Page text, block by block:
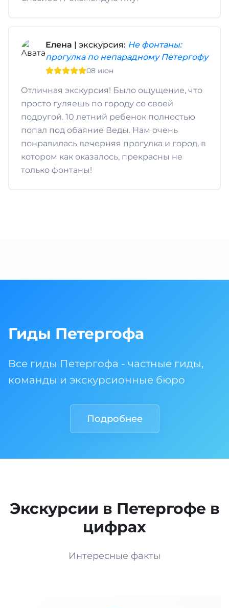
Елена | экскурсия: Не фонтаны:
прогулка по непарадному Петергофу
08 июн
Отличная экскурсия! Было ощущение, что
просто гуляешь по городу со своей
подругой. 10 летний ребенок полностью
попал под обаяние Веды. Нам очень
понравилась вечерняя прогулка и город, в
котором как оказалось, прекрасны не
только фонтаны!
Гиды Петергофа
Все гиды Петергофа - частные гиды,
команды и экскурсионные бюро
Подробнее
Экскурсии в Петергофе в
цифрах
Интересные факты